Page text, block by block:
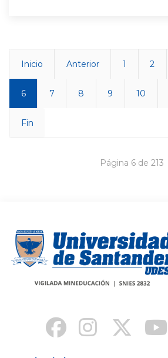
Inicio Anterior 1 2
6 7 8 9 10
Fin
Página 6 de 213